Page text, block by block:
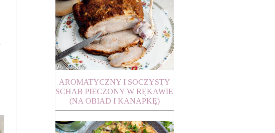
AROMATYCZNY I SOCZYSTY
SCHAB PIECZONY W RĘKAWIE
(NA OBIAD I KANAPKĘ)